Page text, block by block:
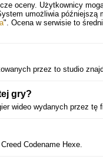
oceny. Użytkownicy
umożliwia późniejszą
". Ocena w serwisie to
przez to studio
gry?
wideo wydanych przez tę
Codename Hexe.